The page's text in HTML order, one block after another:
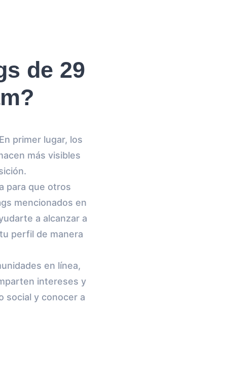
de 29
primer lugar, los
más visibles
para que otros
mencionados en
a alcanzar a
perfil de manera
en línea,
intereses y
social y conocer a